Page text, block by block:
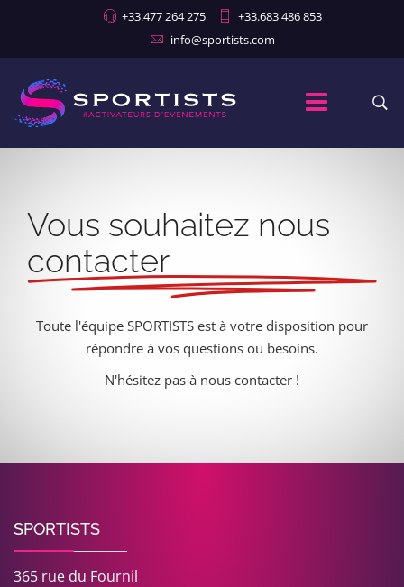
+33.477 264 275
+33.683 486 853
info@sportists.com
Vous souhaitez nous
contacter
Toute l'équipe SPORTISTS est à votre disposition pour
répondre à vos questions ou besoins.
N'hésitez pas à nous contacter !
SPORTISTS
365 rue du Fournil